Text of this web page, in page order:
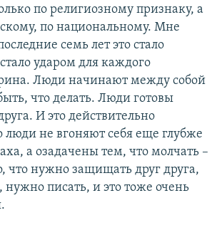
по религиозному признаку, а
по национальному. Мне
семь лет это стало
ударом для каждого
Люди начинают между собой
что делать. Люди готовы
И это действительно
люди не вгоняют себя еще глубже
а озадачены тем, что молчать –
что нужно защищать друг друга,
нужно писать, и это тоже очень